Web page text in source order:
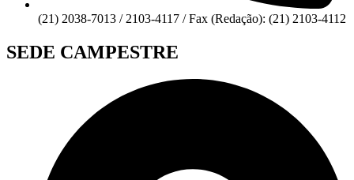
(21) 2038-7013 / 2103-4117 / Fax (Redação): (21) 2103-4112
SEDE CAMPESTRE